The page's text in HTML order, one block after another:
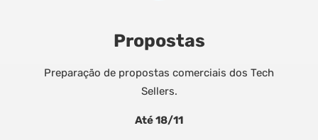
Propostas
Preparação de propostas comerciais dos Tech
Sellers.
Até 18/11